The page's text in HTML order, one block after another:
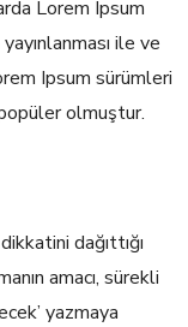
Lorem Ipsum
ile ve
Ipsum sürümleri
popüler olmuştur.
dağıttığı
amacı, sürekli
yazmaya